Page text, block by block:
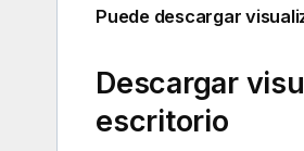
Puede descargar
Descargar
escritorio